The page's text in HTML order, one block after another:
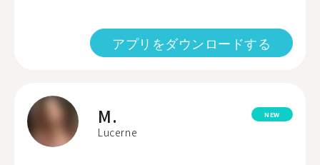
アプリをダウンロードする
M.
Lucerne
NEW